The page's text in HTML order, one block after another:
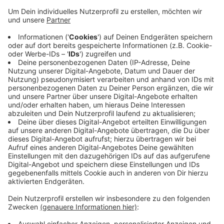
Die 19-Jährige war gegen halb sieben auf der
Industriestraße zwischen der Uhlandstraße und dem
Gewerbehof unterwegs, als sie von der Fahrbahn
abkam. Warum, muss noch geklärt werden. Ihr Auto
berührte einen geparkten Wagen, überschlug sich und
blieb dann auf dem Dach liegen. Ersthelfer holten sie
aus dem Auto. Die 19-Jährige wurde ins Krankenhaus
eingeliefert. Die Polizei schätzt den Schaden auf
20.000 Euro. Die Industriestraße war während der
Bergungsarbeiten gesperrt.
Anzeige